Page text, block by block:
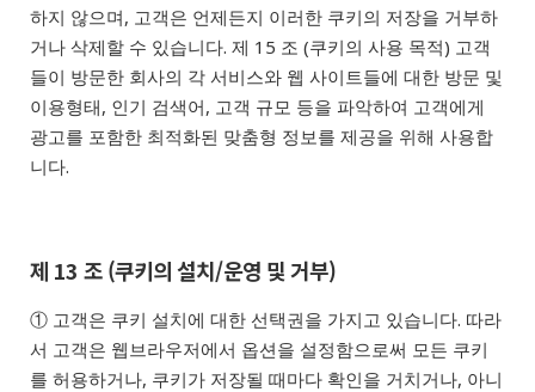
하지 않으며, 고객은 언제든지 이러한 쿠키의 저장을 거부하
거나 삭제할 수 있습니다. 제 15 조 (쿠키의 사용 목적) 고객
들이 방문한 회사의 각 서비스와 웹 사이트들에 대한 방문 및
이용형태, 인기 검색어, 고객 규모 등을 파악하여 고객에게
광고를 포함한 최적화된 맞춤형 정보를 제공을 위해 사용합
니다.
제 13 조 (쿠키의 설치/운영 및 거부)
① 고객은 쿠키 설치에 대한 선택권을 가지고 있습니다. 따라
서 고객은 웹브라우저에서 옵션을 설정함으로써 모든 쿠키
를 허용하거나, 쿠키가 저장될 때마다 확인을 거치거나, 아니